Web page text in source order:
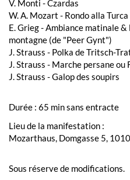
V. Monti - Czardas
W. A. Mozart - Rondo alla Turca
E. Grieg - Ambiance matinale &
montagne (de "Peer Gynt")
J. Strauss - Polka de Tritsch-
J. Strauss - Marche persane ou
J. Strauss - Galop des soupirs
Durée : 65 min sans entracte
Lieu de la manifestation :
Mozarthaus, Domgasse 5,
Sous réserve de modifications.